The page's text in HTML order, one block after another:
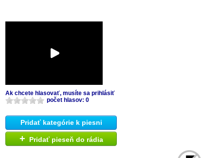
Ak chcete hlasovať, musíte sa prihlásiť
počet hlasov: 0
Pridať kategórie k piesni
+ Pridať pieseň do rádia